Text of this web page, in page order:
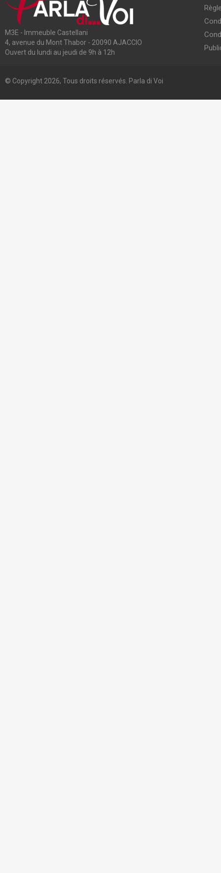
M3E - Immeuble Castellani
4, avenue du Mont Thabor - 20090 AJACCIO
Ouvert du lundi au jeudi de 9h à 12h
© Copyright 2026, Tous droits réservés. Parla di Voi